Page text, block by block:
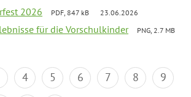
2026 PDF, 847 kB 23.06.2026
für die Vorschulkinder
PNG, 2.7 MB
4 5 6 7 8
9